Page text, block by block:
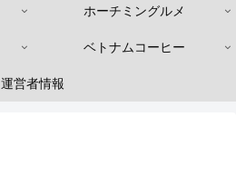
ホーチミングルメ
ベトナムコーヒー
運営者情報